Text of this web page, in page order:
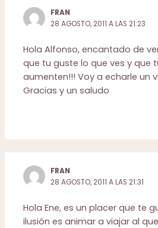
FRAN
28 AGOSTO, 2011 A LAS 21:23
Hola Alfonso, encantado de
que tu guste lo que ves y que
aumenten!!! Voy a echarle un
Gracias y un saludo
FRAN
28 AGOSTO, 2011 A LAS 21:31
Hola Ene, es un placer que te
ilusión es animar a viajar al